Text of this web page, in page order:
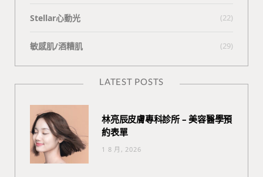
Stellar心動光 (22)
敏感肌/酒糟肌 (29)
LATEST POSTS
林亮辰皮膚專科診所 – 美容醫學預
約表單
1 8 月, 2026